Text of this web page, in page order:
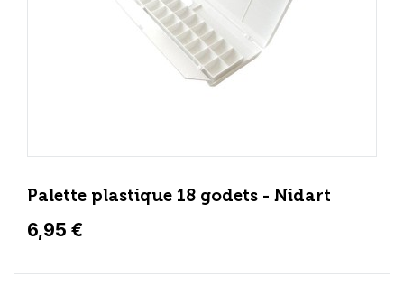
Palette plastique 18 godets - Nidart
6,95 €